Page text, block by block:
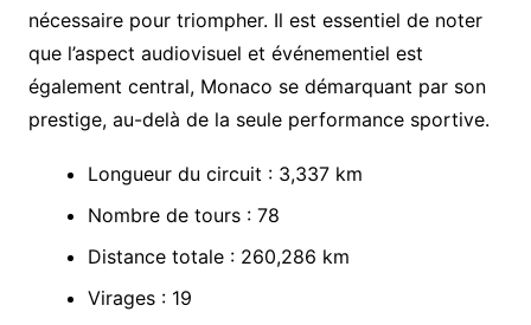
nécessaire pour triompher. Il est essentiel de noter
que l’aspect audiovisuel et événementiel est
également central, Monaco se démarquant par son
prestige, au-delà de la seule performance sportive.
Longueur du circuit : 3,337 km
Nombre de tours : 78
Distance totale : 260,286 km
Virages : 19